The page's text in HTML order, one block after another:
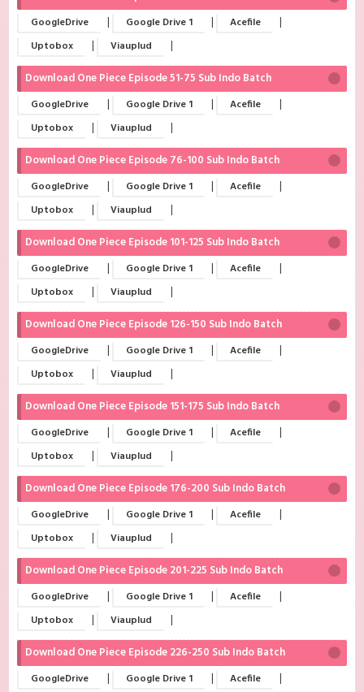
GoogleDrive | Google Drive 1 | Acefile |
Uptobox | Viauplud
|
Download One Piece Episode 51-75 Sub Indo Batch
GoogleDrive | Google Drive 1 | Acefile |
Uptobox | Viauplud
|
Download One Piece Episode 76-100 Sub Indo Batch
GoogleDrive | Google Drive 1 | Acefile |
Uptobox | Viauplud
|
Download One Piece Episode 101-125 Sub Indo Batch
GoogleDrive | Google Drive 1 | Acefile |
Uptobox | Viauplud
|
Download One Piece Episode 126-150 Sub Indo Batch
GoogleDrive | Google Drive 1 | Acefile |
Uptobox | Viauplud
|
Download One Piece Episode 151-175 Sub Indo Batch
GoogleDrive | Google Drive 1 | Acefile |
Uptobox | Viauplud
|
Download One Piece Episode 176-200 Sub Indo Batch
GoogleDrive | Google Drive 1 | Acefile |
Uptobox | Viauplud
|
Download One Piece Episode 201-225 Sub Indo Batch
GoogleDrive | Google Drive 1 | Acefile |
Uptobox | Viauplud
|
Download One Piece Episode 226-250 Sub Indo Batch
GoogleDrive | Google Drive 1 | Acefile |